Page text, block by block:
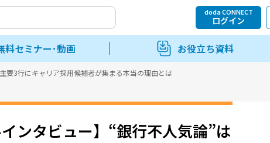
doda CONNECT
ログイン
料セミナー･動画 お役立ち資料
要3行にキャリア採用候補者が集まる本当の理由とは
ンタビュー】“銀行不人気論”は